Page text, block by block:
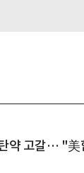
약 고갈… "美